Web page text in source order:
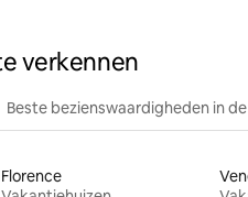
verkennen
Beste bezienswaardigheden in
Florence